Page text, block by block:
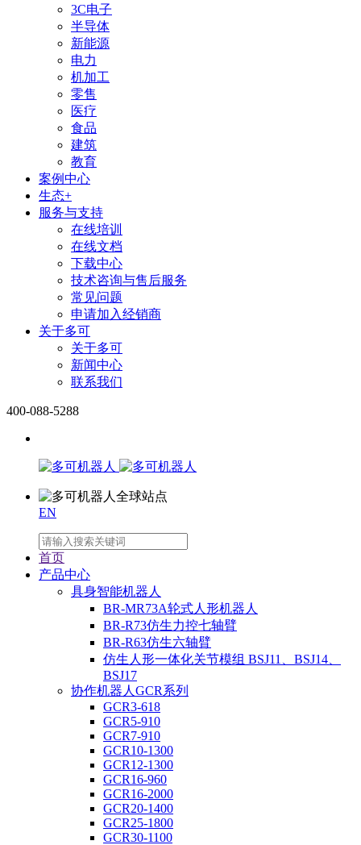
3C电子
半导体
新能源
电力
机加工
零售
医疗
食品
建筑
教育
案例中心
生态+
服务与支持
在线培训
在线文档
下载中心
技术咨询与售后服务
常见问题
申请加入经销商
关于多可
关于多可
新闻中心
联系我们
400-088-5288
EN
首页
产品中心
具身智能机器人
BR-MR73A轮式人形机器人
BR-R73仿生力控七轴臂
BR-R63仿生六轴臂
仿生人形一体化关节模组 BSJ11、BSJ14、
BSJ17
协作机器人GCR系列
GCR3-618
GCR5-910
GCR7-910
GCR10-1300
GCR12-1300
GCR16-960
GCR16-2000
GCR20-1400
GCR25-1800
GCR30-1100